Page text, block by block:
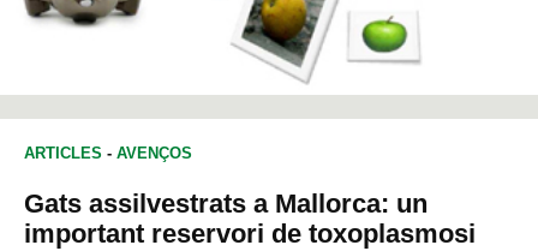
ARTICLES - AVENÇOS
Gats assilvestrats a Mallorca: un
important reservori de toxoplasmosi